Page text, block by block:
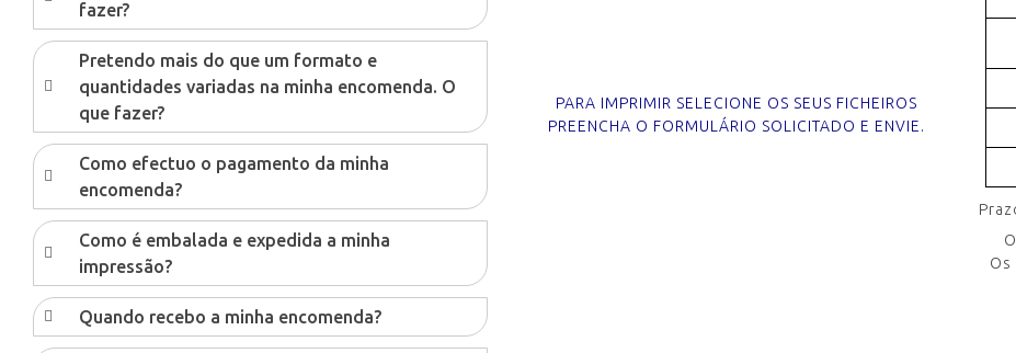
fazer?
Pretendo mais do que um formato e
quantidades variadas na minha encomenda. O
que fazer?
Como efectuo o pagamento da minha
encomenda?
Como é embalada e expedida a minha
impressão?
Quando recebo a minha encomenda?
PARA IMPRIMIR SELECIONE OS SEUS FICHEIROS
PREENCHA O FORMULÁRIO SOLICITADO E ENVIE.